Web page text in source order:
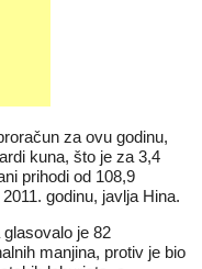
za ovu godinu,
kuna, što je za 3,4
prihodi od 108,9
godinu, javlja Hina.
je 82
manjina, protiv je bio